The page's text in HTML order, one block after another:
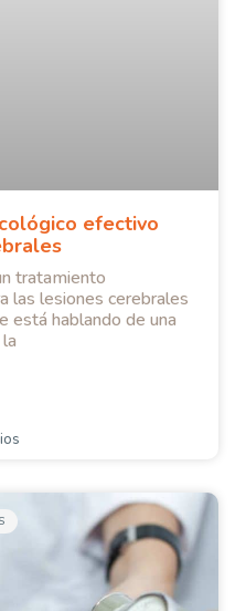
efectivo
tratamiento
las lesiones cerebrales
está hablando de una